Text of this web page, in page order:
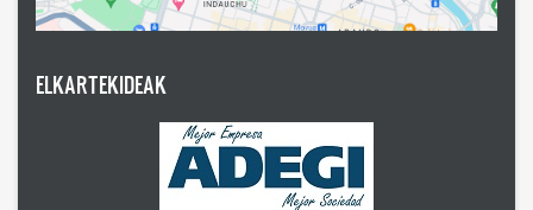
ELKARTEKIDEAK